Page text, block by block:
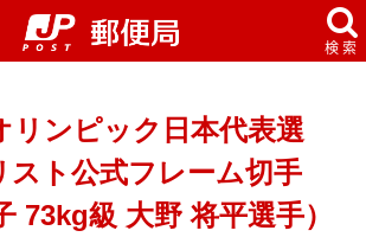
リンピック日本代表選
ト公式フレーム切手
73kg級 大野 将平選手）